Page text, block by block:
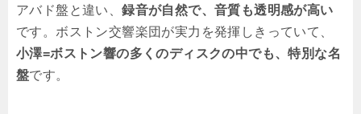
アバド盤と違い、録音が自然で、音質も透明感が高い
です。ボストン交響楽団が実力を発揮しきっていて、
小澤=ボストン響の多くのディスクの中でも、特別な名
盤です。